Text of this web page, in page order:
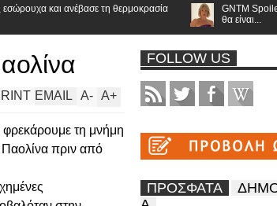
και ανέβασε τη θερμοκρασία
GNTM Spoiler -
θα είναι...
A+
A-
EMAIL
φρεκάρουμε τη μνήμη
πριν από
FOLLOW US
ΠΡΟΣΦΑΤΑ